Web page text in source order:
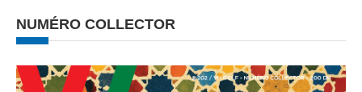
NUMÉRO COLLECTOR